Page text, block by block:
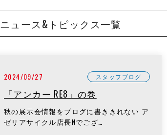
ニュース&トピックス一覧
2024/09/27 スタッフブログ
「アンカー RE8」の巻
秋の展示会情報をブログに書ききれない ア
ゼリアサイクル店長Nでござ…